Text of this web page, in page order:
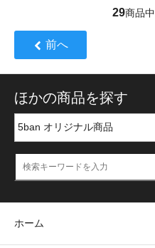
29商品中
前へ
ほかの商品を探す
ホーム